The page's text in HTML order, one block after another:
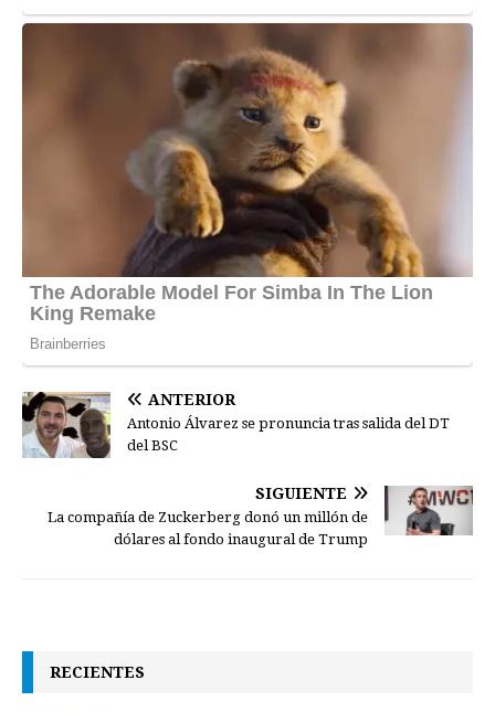
ANTERIOR
Antonio Álvarez se pronuncia tras salida del DT
del BSC
SIGUIENTE
La compañía de Zuckerberg donó un millón de
dólares al fondo inaugural de Trump
RECIENTES